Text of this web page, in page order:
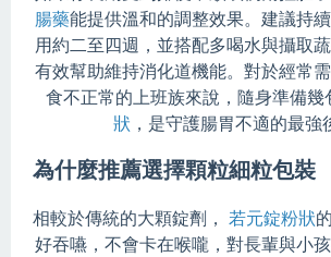
腸藥能提供溫和的調整效果。建議持
用約二至四週，並搭配多喝水與攝取
有效幫助維持消化道機能。對於經常
食不正常的上班族來說，隨身準備幾
狀 ，是守護腸胃不適的最強
為什麼推薦選擇顆粒細粒包裝
相較於傳統的大顆錠劑， 若元錠粉狀
好吞嚥，不會卡在喉嚨，對長輩與小孩